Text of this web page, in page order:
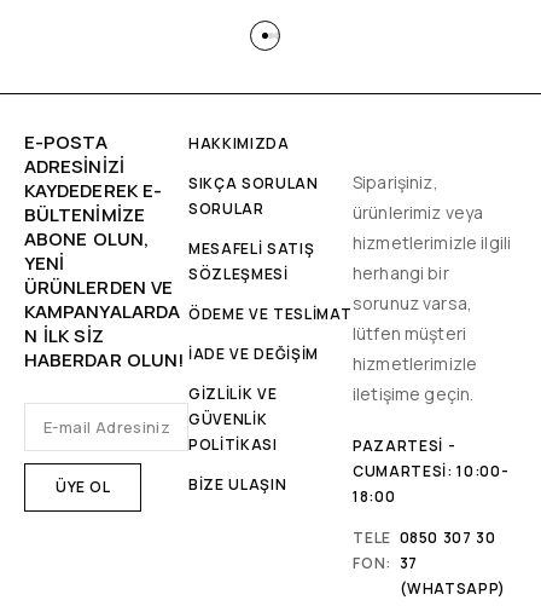
E-POSTA
ADRESINIZI
KAYDEDEREK E-
BÜLTENIMIZE
ABONE OLUN,
YENİ
ÜRÜNLERDEN VE
KAMPANYALARDA
N ILK SIZ
HABERDAR OLUN!
HAKKIMIZDA
SIKÇA SORULAN
SORULAR
MESAFELİ SATIŞ
SÖZLEŞMESİ
ÖDEME VE TESLİMAT
İADE VE DEĞİŞİM
GİZLİLİK VE
GÜVENLİK
POLİTİKASI
BİZE ULAŞIN
Siparişiniz,
ürünlerimiz veya
hizmetlerimizle ilgili
herhangi bir
sorunuz varsa,
lütfen müşteri
hizmetlerimizle
iletişime geçin.
PAZARTESI -
CUMARTESI: 10:00-
18:00
TELE
FON:
0850 307 30
37
(WHATSAPP)